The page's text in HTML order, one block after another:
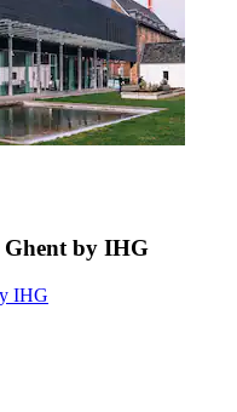
Ghent by IHG
IHG